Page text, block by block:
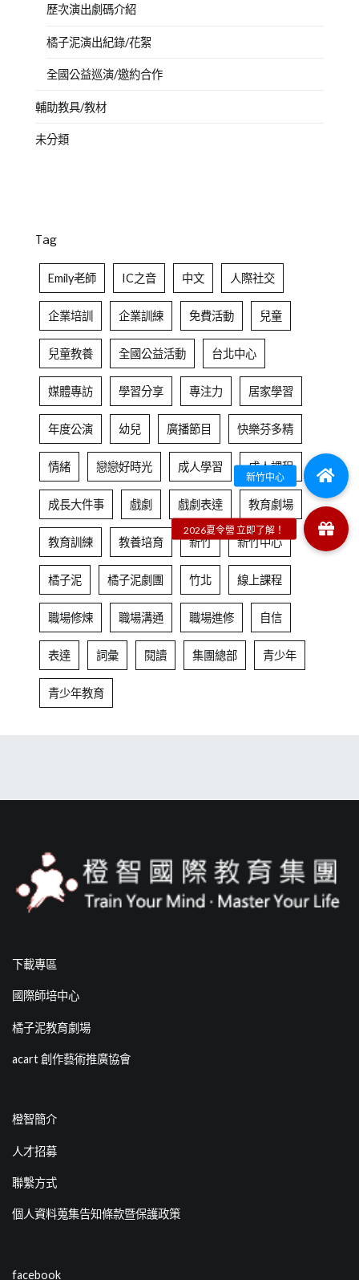
歷次演出劇碼介紹
橘子泥演出紀錄/花絮
全國公益巡演/邀約合作
輔助教具/教材
未分類
Tag
Emily老師 IC之音 中文 人際社交
企業培訓 企業訓練 免費活動 兒童
兒童教養 全國公益活動 台北中心
媒體專訪 學習分享 專注力 居家學習
年度公演 幼兒 廣播節目 快樂芬多精
情緒 戀戀好時光 成人學習 成人課程
成長大件事 戲劇 戲劇表達 教育劇場
教育訓練 教養培育 新竹 新竹中心
橘子泥 橘子泥劇團 竹北 線上課程
職場修煉 職場溝通 職場進修 自信
表達 詞彙 閱讀 集團總部 青少年
青少年教育
下載專區
國際師培中心
橘子泥教育劇場
acart 創作藝術推廣協會
橙智簡介
人才招募
聯繫方式
個人資料蒐集告知條款暨保護政策
facebook